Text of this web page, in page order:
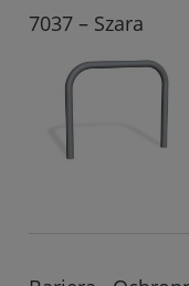
7037 – Szara